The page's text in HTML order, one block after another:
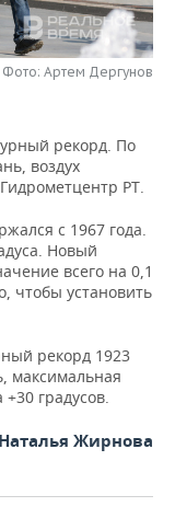
Фото: Артем Дергунов
рекорд. По
воздух
РТ.
с 1967 года.
Новый
всего на 0,1
чтобы установить
рекорд 1923
максимальная
градусов.
Наталья Жирнова